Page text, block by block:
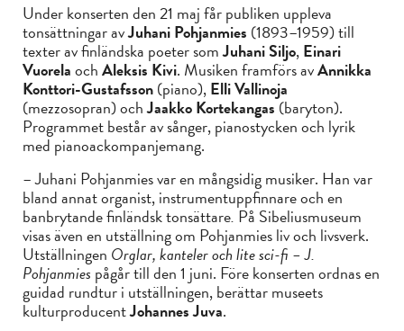
Under konserten den 21 maj får publiken uppleva
tonsättningar avJuhani Pohjanmies (1893–1959) till
texter av finländska poeter somJuhani Siljo,Einari
VuorelaochAleksis Kivi. Musiken framförs avAnnikka
Konttori-Gustafsson(piano),Elli Vallinoja
(mezzosopran) ochJaakko Kortekangas (baryton).
Programmet består av sånger, pianostycken och lyrik
med pianoackompanjemang.
– Juhani Pohjanmies var en mångsidig musiker. Han var
bland annat organist, instrumentuppfinnare och en
banbrytande finländsk tonsättare. På Sibeliusmuseum
visas även en utställning om Pohjanmies liv och livsverk.
Utställningen Orglar, kanteler och lite sci-fi – J.
Pohjanmies pågår till den 1 juni. Före konserten ordnas en
guidad rundtur i utställningen, berättar museets
kulturproducentJohannes Juva.